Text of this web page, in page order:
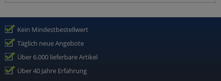
Kein Mindestbestellwert
Täglich neue Angebote
Über 6.000 lieferbare Artikel
Über 40 Jahre Erfahrung